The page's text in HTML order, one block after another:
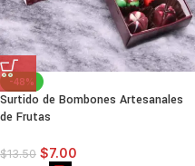
-48%
Surtido de Bombones Artesanales
de Frutas
$13.50 $7.00